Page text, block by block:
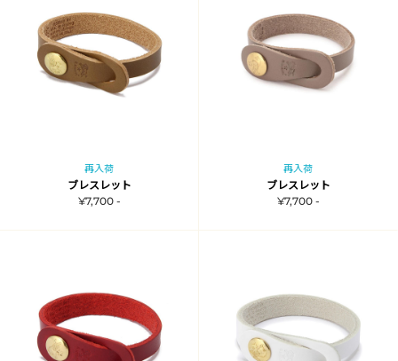
再入荷
ブレスレット
¥7,700 -
再入荷
ブレスレット
¥7,700 -